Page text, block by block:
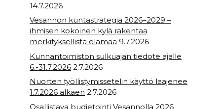
14.7.2026
Vesannon kuntastrategia 2026–2029 –
ihmisen kokoinen kylä rakentaa
merkityksellistä elämää 9.7.2026
Kunnantoimiston sulkuajan tiedote ajalle
6.-31.7.2026 2.7.2026
Nuorten työllistymissetelin käyttö laajenee
1.7.2026 alkaen 2.7.2026
Osallistava budjetointi Vesannolla 2026